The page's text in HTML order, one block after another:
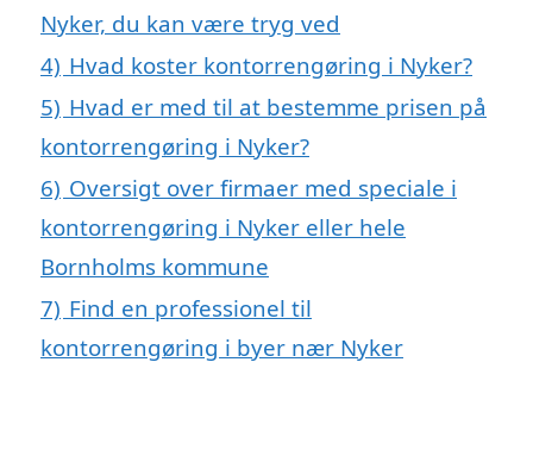
Nyker, du kan være tryg ved
4) Hvad koster kontorrengøring i Nyker?
5) Hvad er med til at bestemme prisen på
kontorrengøring i Nyker?
6) Oversigt over firmaer med speciale i
kontorrengøring i Nyker eller hele
Bornholms kommune
7) Find en professionel til
kontorrengøring i byer nær Nyker